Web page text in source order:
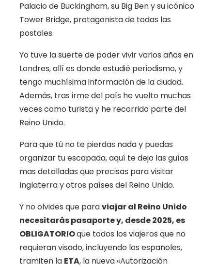
Palacio de Buckingham, su Big Ben y su icónico
Tower Bridge, protagonista de todas las
postales.
Yo tuve la suerte de poder vivir varios años en
Londres, allí es donde estudié periodismo, y
tengo muchísima información de la ciudad.
Además, tras irme del país he vuelto muchas
veces como turista y he recorrido parte del
Reino Unido.
Para que tú no te pierdas nada y puedas
organizar tu escapada, aquí te dejo las guías
mas detalladas que precisas para visitar
Inglaterra y otros países del Reino Unido.
Y no olvides que paraviajar al Reino Unido
necesitarás pasaporte y, desde 2025, es
OBLIGATORIOque todos los viajeros que no
requieran visado, incluyendo los españoles,
tramiten la ETA, la nueva «Autorización